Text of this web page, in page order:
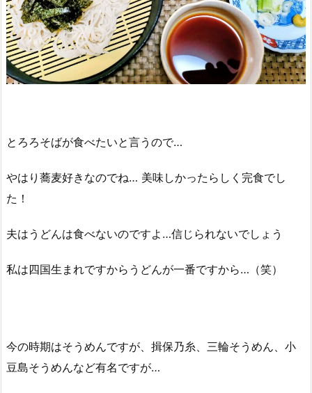
とろろそばが食べたいと言うので…
やはり蕎麦好きなのでね… 美味しかったらしく完食でし
た！
夫はうどんは食べないのですよ…信じられないでしょう
私は四国生まれですからうどんが一番ですから…（笑）
今の時期はそうめんですが、揖保乃糸、三輪そうめん、小
豆島そうめんなど有名ですが…